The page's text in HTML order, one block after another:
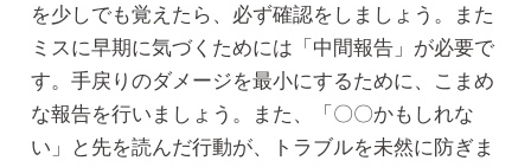
を少しでも覚えたら、必ず確認をしましょう。また
ミスに早期に気づくためには「中間報告」が必要で
す。手戻りのダメージを最小にするために、こまめ
な報告を行いましょう。また、「〇〇かもしれな
い」と先を読んだ行動が、トラブルを未然に防ぎま